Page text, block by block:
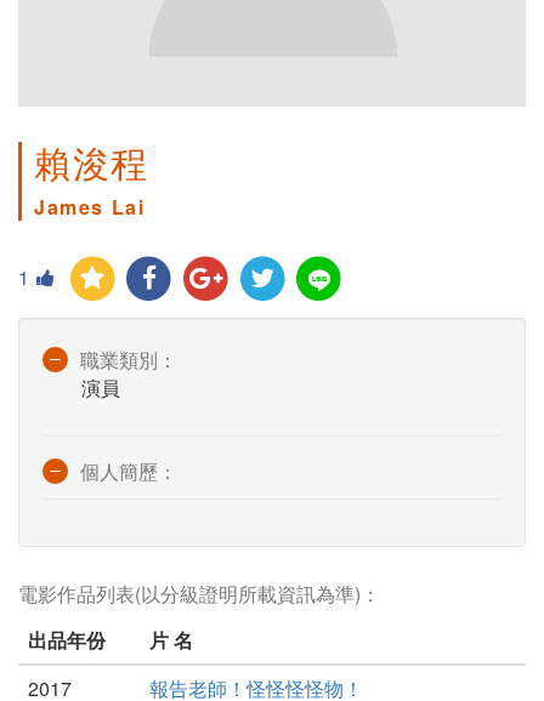
賴浚程
James Lai
1
職業類別：
演員
個人簡歷：
電影作品列表(以分級證明所載資訊為準)：
出品年份
片 名
2017
報告老師！怪怪怪怪物！